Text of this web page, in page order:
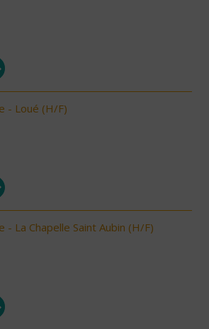
- Loué (H/F)
- La Chapelle Saint Aubin (H/F)